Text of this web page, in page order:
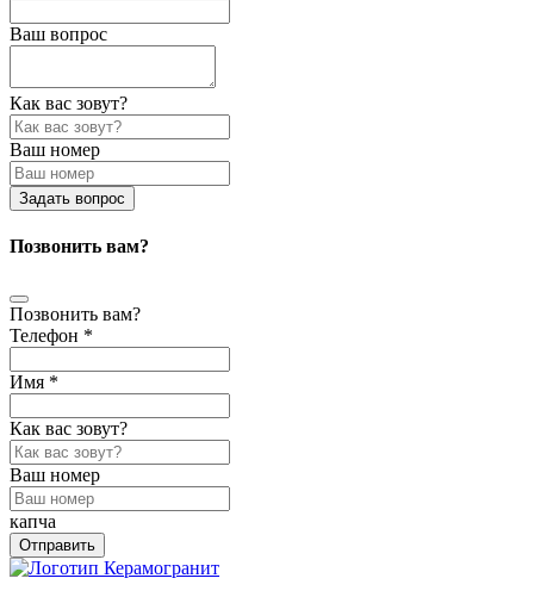
Ваш вопрос
Как вас зовут?
Ваш номер
Задать вопрос
Позвонить вам?
Позвонить вам?
Телефон *
Имя *
Как вас зовут?
Ваш номер
капча
Отправить